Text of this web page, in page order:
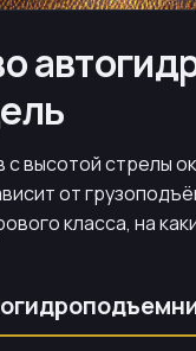
высотой стрелы
от
класса, на